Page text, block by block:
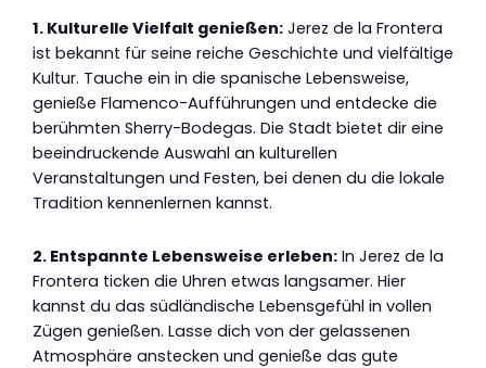
1. Kulturelle Vielfalt genießen: Jerez de la Frontera
ist bekannt für seine reiche Geschichte und vielfältige
Kultur. Tauche ein in die spanische Lebensweise,
genieße Flamenco-Aufführungen und entdecke die
berühmten Sherry-Bodegas. Die Stadt bietet dir eine
beeindruckende Auswahl an kulturellen
Veranstaltungen und Festen, bei denen du die lokale
Tradition kennenlernen kannst.
2. Entspannte Lebensweise erleben: In Jerez de la
Frontera ticken die Uhren etwas langsamer. Hier
kannst du das südländische Lebensgefühl in vollen
Zügen genießen. Lasse dich von der gelassenen
Atmosphäre anstecken und genieße das gute